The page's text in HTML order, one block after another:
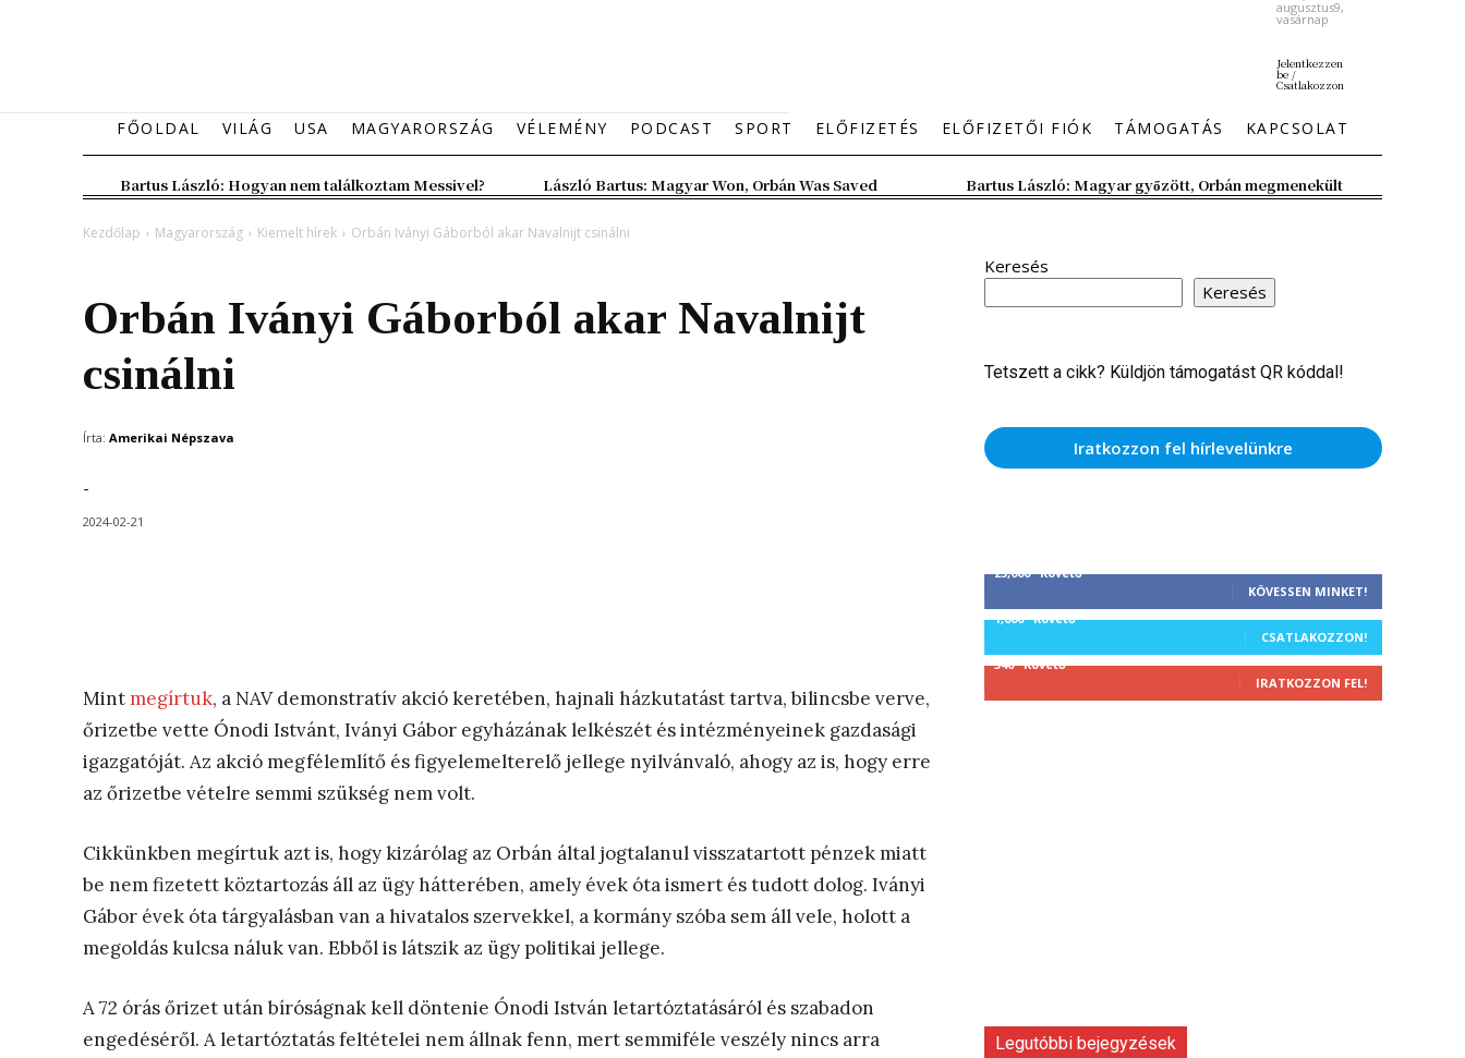
augusztus9,
vasárnap
Jelentkezzen
be /
Csatlakozzon
FŐOLDAL VILÁG USA MAGYARORSZÁG VÉLEMÉNY PODCAST SPORT ELŐFIZETÉS ELŐFIZETŐI FIÓK TÁMOGATÁS KAPCSOLAT
Bartus László: Hogyan nem találkoztam Messivel? László Bartus: Magyar Won, Orbán Was Saved Bartus László: Magyar győzött, Orbán megmenekült
Kezdőlap Magyarország Kiemelt hírek Orbán Iványi Gáborból akar Navalnijt csinálni
Orbán Iványi Gáborból akar Navalnijt
csinálni
Írta: Amerikai Népszava
-
2024-02-21
Mint megírtuk, a NAV demonstratív akció keretében, hajnali házkutatást tartva, bilincsbe verve,
őrizetbe vette Ónodi Istvánt, Iványi Gábor egyházának lelkészét és intézményeinek gazdasági
igazgatóját. Az akció megfélemlítő és figyelemelterelő jellege nyilvánvaló, ahogy az is, hogy erre
az őrizetbe vételre semmi szükség nem volt.
Cikkünkben megírtuk azt is, hogy kizárólag az Orbán által jogtalanul visszatartott pénzek miatt
be nem fizetett köztartozás áll az ügy hátterében, amely évek óta ismert és tudott dolog. Iványi
Gábor évek óta tárgyalásban van a hivatalos szervekkel, a kormány szóba sem áll vele, holott a
megoldás kulcsa náluk van. Ebből is látszik az ügy politikai jellege.
A 72 órás őrizet után bíróságnak kell döntenie Ónodi István letartóztatásáról és szabadon
engedéséről. A letartóztatás feltételei nem állnak fenn, mert semmiféle veszély nincs arra
Keresés
Keresés
Tetszett a cikk? Küldjön támogatást QR kóddal!
Iratkozzon fel hírlevelünkre
25,000 Követő
KÖVESSEN MINKET!
1,000 Követő
CSATLAKOZZON!
340 Követő
IRATKOZZON FEL!
Legutóbbi bejegyzések